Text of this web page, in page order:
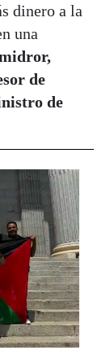
dinero a la
una
de
de